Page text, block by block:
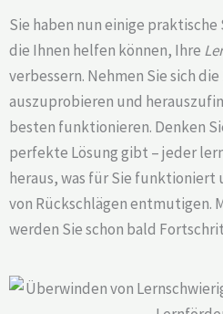
Sie haben nun einige
die Ihnen helfen können, Ihre
verbessern. Nehmen Sie sich
auszuprobieren und
besten funktionieren. Denken
perfekte Lösung gibt – jeder
heraus, was für Sie funktioniert
von Rückschlägen entmutigen.
werden Sie schon bald